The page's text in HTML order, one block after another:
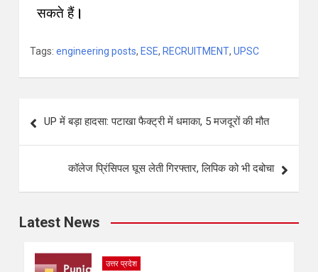
सकते हैं।
Tags: engineering posts, ESE, RECRUITMENT, UPSC
UP में बड़ा हादसा: पटाखा फैक्ट्री में धमाका, 5 मजदूरों की मौत
कॉलेज प्रिंसिपल घूस लेती गिरफ्तार, लिपिक को भी दबोचा
Latest News
उत्तर प्रदेश